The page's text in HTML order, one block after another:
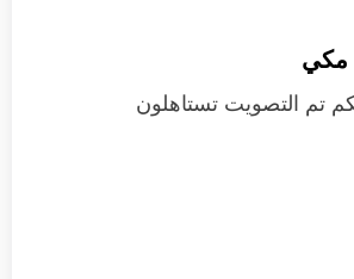
مكي
تم التصويت تستاهلون